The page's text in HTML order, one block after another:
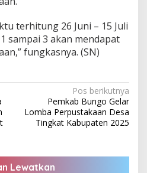
terhitung 26 Juni – 15 Juli
sampai 3 akan mendapat
fungkasnya. (SN)
Pos berikutnya
Pemkab Bungo Gelar
Lomba Perpustakaan Desa
Tingkat Kabupaten 2025
Lewatkan